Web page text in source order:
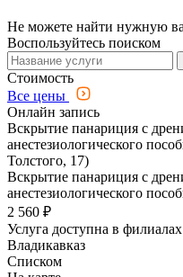
Не можете найти нужную
Воспользуйтесь поиском
Стоимость
Все цены
Онлайн запись
Вскрытие панариция с
анестезиологического
Толстого, 17)
Вскрытие панариция с
анестезиологического
2 560 ₽
Услуга доступна в филиалах
Владикавказ
Списком